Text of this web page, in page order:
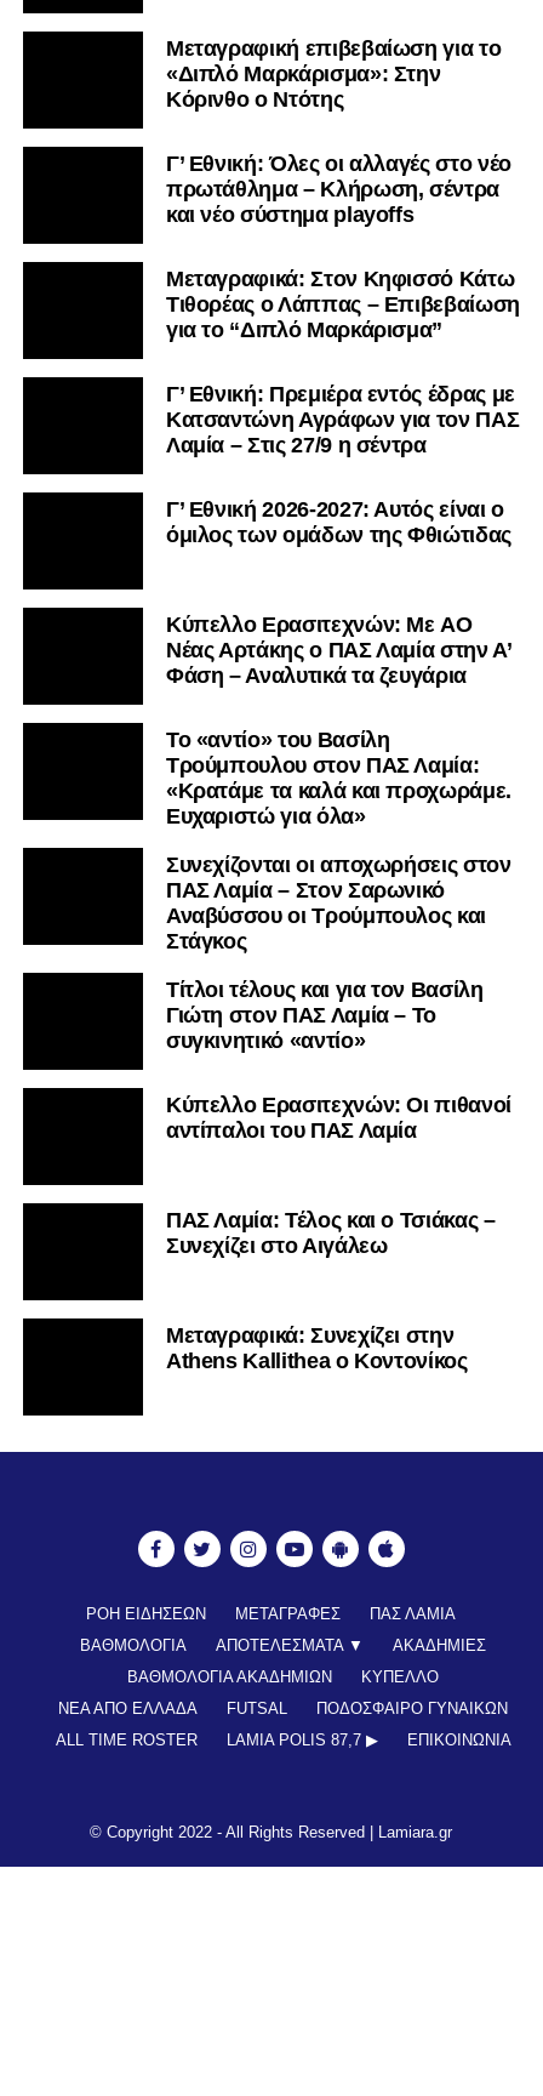
Μεταγραφική επιβεβαίωση για το
«Διπλό Μαρκάρισμα»: Στην
Κόρινθο ο Ντότης
Γ’ Εθνική: Όλες οι αλλαγές στο νέο
πρωτάθλημα – Κλήρωση, σέντρα
και νέο σύστημα playoffs
Μεταγραφικά: Στον Κηφισσό Κάτω
Τιθορέας ο Λάππας – Επιβεβαίωση
για το “Διπλό Μαρκάρισμα”
Γ’ Εθνική: Πρεμιέρα εντός έδρας με
Κατσαντώνη Αγράφων για τον ΠΑΣ
Λαμία – Στις 27/9 η σέντρα
Γ’ Εθνική 2026-2027: Αυτός είναι ο
όμιλος των ομάδων της Φθιώτιδας
Kύπελλο Ερασιτεχνών: Με AO
Nέας Αρτάκης ο ΠΑΣ Λαμία στην Α’
Φάση – Αναλυτικά τα ζευγάρια
Το «αντίο» του Βασίλη
Τρούμπουλου στον ΠΑΣ Λαμία:
«Κρατάμε τα καλά και προχωράμε.
Ευχαριστώ για όλα»
Συνεχίζονται οι αποχωρήσεις στον
ΠΑΣ Λαμία – Στον Σαρωνικό
Αναβύσσου οι Τρούμπουλος και
Στάγκος
Τίτλοι τέλους και για τον Βασίλη
Γιώτη στον ΠΑΣ Λαμία – Το
συγκινητικό «αντίο»
Κύπελλο Ερασιτεχνών: Οι πιθανοί
αντίπαλοι του ΠΑΣ Λαμία
ΠΑΣ Λαμία: Τέλος και ο Τσιάκας –
Συνεχίζει στο Αιγάλεω
Mεταγραφικά: Συνεχίζει στην
Athens Kallithea ο Κοντονίκος
ΡΟΗ ΕΙΔΗΣΕΩΝ ΜΕΤΑΓΡΑΦΕΣ
ΠΑΣ ΛΑΜΙΑ
ΒΑΘΜΟΛΟΓΙΑ
ΑΠΟΤΕΛΕΣΜΑΤΑ ▼
ΑΚΑΔΗΜΙΕΣ
ΒΑΘΜΟΛΟΓΙΑ ΑΚΑΔΗΜΙΩΝ
ΚΥΠΕΛΛΟ
ΝΕΑ ΑΠΟ ΕΛΛΑΔΑ
FUTSAL
ΠΟΔΟΣΦΑΙΡΟ ΓΥΝΑΙΚΩΝ
ALL TIME ROSTER
LAMIA POLIS 87,7 ▶︎ ΕΠΙΚΟΙΝΩΝΊΑ
© Copyright 2022 - All Rights Reserved | Lamiara.gr